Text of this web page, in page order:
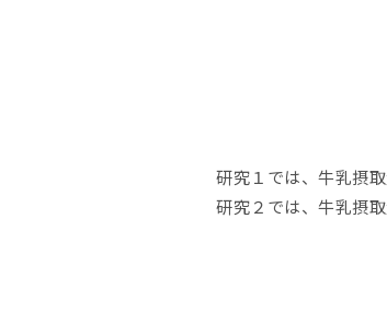
研究１では、牛乳摂
研究２では、牛乳摂